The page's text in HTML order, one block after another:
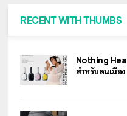
RECENT WITH THUMBS
Nothing
สำหรับคนเมือง